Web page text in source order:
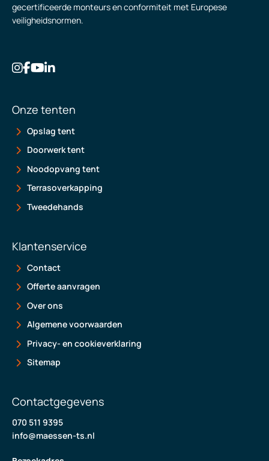
gecertificeerde monteurs en conformiteit met Europese
veiligheidsnormen.
Onze tenten
Opslag tent
Doorwerk tent
Noodopvang tent
Terrasoverkapping
Tweedehands
Klantenservice
Contact
Offerte aanvragen
Over ons
Algemene voorwaarden
Privacy- en cookieverklaring
Sitemap
Contactgegevens
070 511 9395
info@maessen-ts.nl